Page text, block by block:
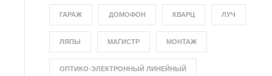
ГАРАЖ ДОМОФОН КВАРЦ ЛУЧ
ЛЯПЫ МАГИСТР МОНТАЖ
ОПТИКО-ЭЛЕКТРОННЫЙ ЛИНЕЙНЫЙ